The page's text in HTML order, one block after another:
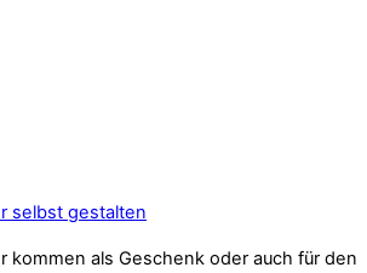
selbst gestalten
kommen als Geschenk oder auch für den